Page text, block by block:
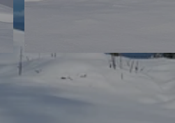
© Bergbahnen Beckenried-Emmetten AG, Nidwalden